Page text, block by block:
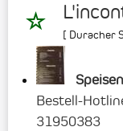
[ Duracher
Bestell-
31950383